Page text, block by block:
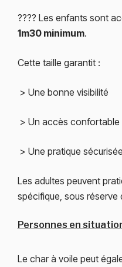
???? Les enfants sont
1m30 minimum.
Cette taille garantit :
> Une bonne visibilité
> Un accès confortable
> Une pratique sécurisée
Les adultes peuvent
spécifique, sous réserve
Personnes en
Le char à voile peut